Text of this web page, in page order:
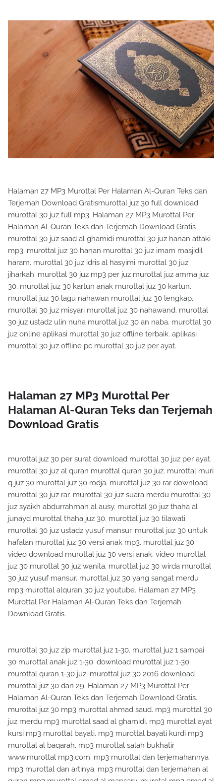
Halaman 27 MP3 Murottal Per Halaman Al-Quran Teks dan
Terjemah Download Gratismurottal juz 30 full download
murottal 30 juz full mp3. Halaman 27 MP3 Murottal Per
Halaman Al-Quran Teks dan Terjemah Download Gratis
murottal 30 juz saad al ghamidi murottal 30 juz hanan attaki
mp3. murottal juz 30 hanan murottal 30 juz imam masjidil
haram. murottal 30 juz idris al hasyimi murottal 30 juz
jiharkah. murottal 30 juz mp3 per juz murottal juz amma juz
30. murottal juz 30 kartun anak murottal juz 30 kartun.
murottal juz 30 lagu nahawan murottal juz 30 lengkap.
murottal 30 juz misyari murottal juz 30 nahawand. murottal
30 juz ustadz ulin nuha murottal juz 30 an naba. murottal 30
juz online aplikasi murottal 30 juz offline terbaik. aplikasi
murottal 30 juz offline pc murottal 30 juz per ayat.
Halaman 27 MP3 Murottal Per
Halaman Al-Quran Teks dan Terjemah
Download Gratis
murottal juz 30 per surat download murottal 30 juz per ayat.
murottal 30 juz al quran murottal quran 30 juz. murottal muri
q juz 30 murottal juz 30 rodja. murottal juz 30 rar download
murottal 30 juz rar. murottal 30 juz suara merdu murottal 30
juz syaikh abdurrahman al ausy. murottal 30 juz thaha al
junayd murottal thaha juz 30. murottal juz 30 tilawati
murottal 30 juz ustadz yusuf mansur. murottal juz 30 untuk
hafalan murottal juz 30 versi anak mp3. murottal juz 30
video download murottal juz 30 versi anak. video murottal
juz 30 murottal 30 juz wanita. murottal juz 30 wirda murottal
30 juz yusuf mansur. murottal juz 30 yang sangat merdu
mp3 murottal alquran 30 juz youtube. Halaman 27 MP3
Murottal Per Halaman Al-Quran Teks dan Terjemah
Download Gratis.
murottal 30 juz zip murottal juz 1-30. murottal juz 1 sampai
30 murottal anak juz 1-30. download murottal juz 1-30
murottal quran 1-30 juz. murottal juz 30 2016 download
murottal juz 30 dan 29. Halaman 27 MP3 Murottal Per
Halaman Al-Quran Teks dan Terjemah Download Gratis.
murottal juz 30 mp3 murottal ahmad saud. mp3 murottal 30
juz merdu mp3 murottal saad al ghamidi. mp3 murottal ayat
kursi mp3 murottal bayati. mp3 murottal bayati kurdi mp3
murottal al baqarah. mp3 murottal salah bukhatir
www.murottal mp3.com. mp3 murottal dan terjemahannya
mp3 murottal dan artinya. mp3 murottal dan terjemahan al